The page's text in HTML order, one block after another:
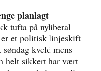
planlagt
tufta på nyliberal
et politisk linjeskift
kveld mens
helt sikkert har vært